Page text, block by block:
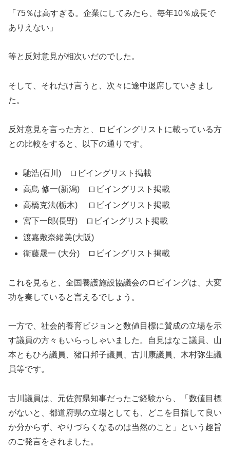
「75％は高すぎる。企業にしてみたら、毎年10％成長で
ありえない」
等と反対意見が相次いだのでした。
そして、それだけ言うと、次々に途中退席していきまし
た。
反対意見を言った方と、ロビイングリストに載っている方
との比較をすると、以下の通りです。
馳浩(石川) ロビイングリスト掲載
高鳥 修一(新潟) ロビイングリスト掲載
高橋克法(栃木) ロビイングリスト掲載
宮下一郎(長野) ロビイングリスト掲載
渡嘉敷奈緒美(大阪)
衛藤晟一 (大分) ロビイングリスト掲載
これを見ると、全国養護施設協議会のロビイングは、大変
功を奏していると言えるでしょう。
一方で、社会的養育ビジョンと数値目標に賛成の立場を示
す議員の方々もいらっしゃいました。自見はなこ議員、山
本ともひろ議員、猪口邦子議員、古川康議員、木村弥生議
員等です。
古川議員は、元佐賀県知事だったご経験から、「数値目標
がないと、都道府県の立場としても、どこを目指して良い
か分からず、やりづらくなるのは当然のこと」という趣旨
のご発言をされました。